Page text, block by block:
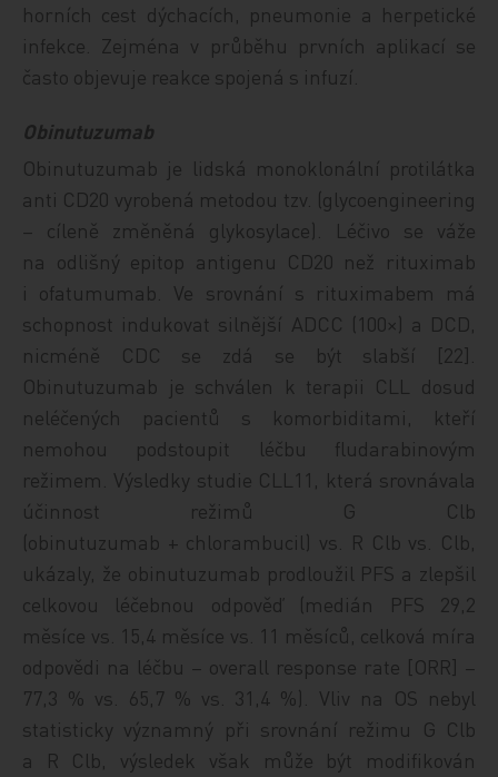
horních cest dýchacích, pneumonie a herpetické
infekce. Zejména v průběhu prvních aplikací se
často objevuje reakce spojená s infuzí.
Obinutuzumab
Obinutuzumab je lidská monoklonální protilátka
anti CD20 vyrobená metodou tzv. (glycoengineering
– cíleně změněná glykosylace). Léčivo se váže
na odlišný epitop antigenu CD20 než rituximab
i ofatumumab. Ve srovnání s rituximabem má
schopnost indukovat silnější ADCC (100×) a DCD,
nicméně CDC se zdá se být slabší [22].
Obinutuzumab je schválen k terapii CLL dosud
neléčených pacientů s komorbiditami, kteří
nemohou podstoupit léčbu fludarabinovým
režimem. Výsledky studie CLL11, která srovnávala
účinnost režimů ­G Clb
(obinutuzumab + chlorambucil) vs. R Clb vs. Clb,
ukázaly, že obinutuzumab prodloužil PFS a zlepšil
celkovou léčebnou odpověď (medián PFS 29,2
měsíce vs. 15,4 měsíce vs. 11 měsíců, celková míra
odpovědi na léčbu – overall response rate [ORR] –
77,3 % vs. 65,7 % vs. 31,4 %). Vliv na OS nebyl
statisticky významný při srovnání režimu G Clb
a R Clb, výsledek však může být modifikován